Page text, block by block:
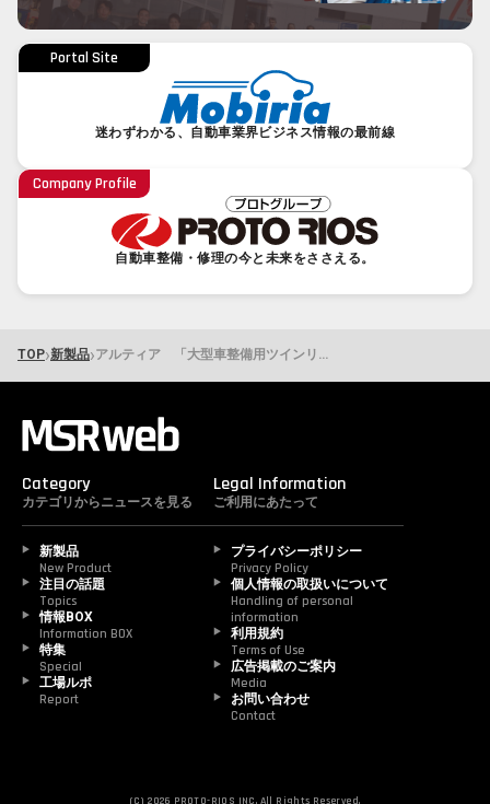
Portal Site
迷わずわかる、自動車業界ビジネス情報の最前線
Company Profile
自動車整備・修理の今と未来をささえる。
TOP›新製品› アルティア 「大型車整備用ツインリフト」
Category
カテゴリからニュースを見る
新製品
New Product
注目の話題
Topics
情報BOX
Information BOX
特集
Special
工場ルポ
Report
Legal Information
ご利用にあたって
プライバシーポリシー
Privacy Policy
個人情報の取扱いについて
Handling of personal
information
利用規約
Terms of Use
広告掲載のご案内
Media
お問い合わせ
Contact
(C) 2026 PROTO-RIOS INC. All Rights Reserved.